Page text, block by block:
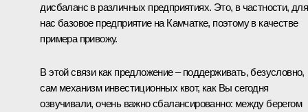
дисбаланс в различных предприятиях. Это, в частности, для
нас базовое предприятие на Камчатке, поэтому в качестве
примера привожу.
В этой связи как предложение – поддерживать, безусловно,
сам механизм инвестиционных квот, как Вы сегодня
озвучивали, очень важно сбалансированно: между берегом